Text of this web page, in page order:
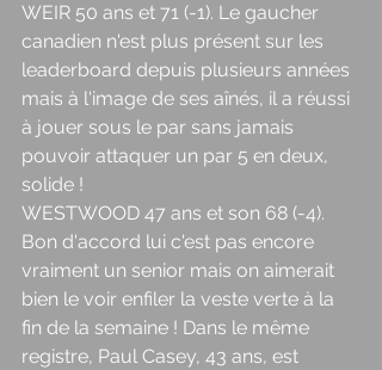
WEIR 50 ans et 71 (-1). Le gaucher
canadien n'est plus présent sur les
leaderboard depuis plusieurs années
mais à l'image de ses aînés, il a réussi
à jouer sous le par sans jamais
pouvoir attaquer un par 5 en deux,
solide !
WESTWOOD 47 ans et son 68 (-4).
Bon d'accord lui c'est pas encore
vraiment un senior mais on aimerait
bien le voir enfiler la veste verte à la
fin de la semaine ! Dans le même
registre, Paul Casey, 43 ans, est